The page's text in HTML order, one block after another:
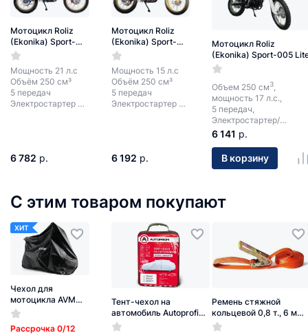
Мотоцикл Roliz
(Ekonika) Sport-
005 ES
Мощность 21 л.с
Объём 250 см³
5 передач
Электростартер +
6 782 р.
Мотоцикл Roliz
(Ekonika) Sport-
005 PR
Мощность 15 л.с
Объём 250 см³
5 передач
Электростартер +
6 192 р.
Мотоцикл Roliz
(Ekonika) Sport-005
Объем 250 см3
мощность 17 л.с.,
5 передач,
Электростартер/
кикстартер.
6 141 р.
В корзину
С этим товаром покупают
ХИТ
Чехол для
мотоцикла AVM
Oxford 210D
Рассрочка 0/12
Тент-чехол на
автомобиль Autoprofi
HTB-406 (S) хетчбек
Ремень стяжной
кольцевой 0,8 т., 6 м
Pro Startul (PRO-9015)